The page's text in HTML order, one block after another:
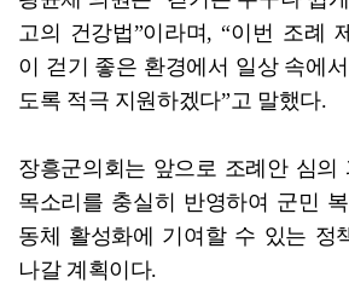
고의 건강법”이라며, “이번 조례
이 걷기 좋은 환경에서 일상 속에
도록 적극 지원하겠다”고 말했다.
장흥군의회는 앞으로 조례안 심의
목소리를 충실히 반영하여 군민
동체 활성화에 기여할 수 있는 정
나갈 계획이다.